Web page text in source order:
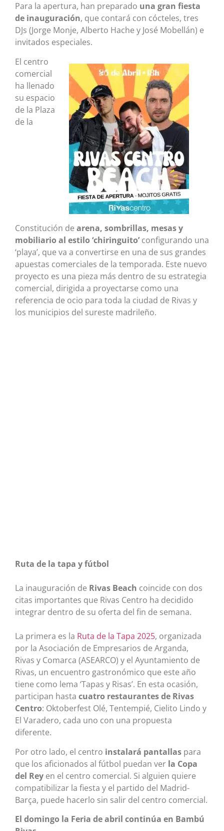
Para la apertura, han preparado una gran fiesta
de inauguración, que contará con cócteles, tres
DJs (Jorge Monje, Alberto Hache y José Mobellán) e
invitados especiales.
El centro
comercial
ha llenado
su espacio
de la Plaza
de la
Constitución de arena, sombrillas, mesas y
mobiliario al estilo ‘chiringuito’ configurando una
‘playa’, que va a convertirse en una de sus grandes
apuestas comerciales de la temporada. Este nuevo
proyecto es una pieza más dentro de su estrategia
comercial, dirigida a proyectarse como una
referencia de ocio para toda la ciudad de Rivas y
los municipios del sureste madrileño.
Ruta de la tapa y fútbol
La inauguración de Rivas Beach coincide con dos
citas importantes que Rivas Centro ha decidido
integrar dentro de su oferta del fin de semana.
La primera es la Ruta de la Tapa 2025, organizada
por la Asociación de Empresarios de Arganda,
Rivas y Comarca (ASEARCO) y el Ayuntamiento de
Rivas, un encuentro gastronómico que este año
tiene como lema ‘Tapas y Risas’. En esta ocasión,
participan hasta cuatro restaurantes de Rivas
Centro: Oktoberfest Olé, Tentempié, Cielito Lindo y
El Varadero, cada uno con una propuesta
diferente.
Por otro lado, el centro instalará pantallas para
que los aficionados al fútbol puedan ver la Copa
del Rey en el centro comercial. Si alguien quiere
compatibilizar la fiesta y el partido del Madrid-
Barça, puede hacerlo sin salir del centro comercial.
El domingo la Feria de abril continúa en Bambú